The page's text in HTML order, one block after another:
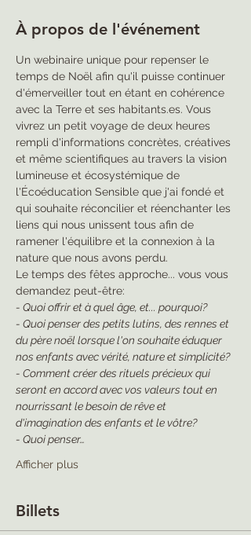
À propos de l'événement
Un webinaire unique pour repenser le
temps de Noël afin qu'il puisse continuer
d'émerveiller tout en étant en cohérence
avec la Terre et ses habitants.es. Vous
vivrez un petit voyage de deux heures
rempli d'informations concrètes, créatives
et même scientifiques au travers la vision
lumineuse et écosystémique de
l'Écoéducation Sensible que j'ai fondé et
qui souhaite réconcilier et réenchanter les
liens qui nous unissent tous afin de
ramener l'équilibre et la connexion à la
nature que nous avons perdu.
Le temps des fêtes approche... vous vous
demandez peut-être:
- Quoi offrir et à quel âge, et... pourquoi?
- Quoi penser des petits lutins, des rennes et
du père noël lorsque l'on souhaite éduquer
nos enfants avec vérité, nature et simplicité?
- Comment créer des rituels précieux qui
seront en accord avec vos valeurs tout en
nourrissant le besoin de rêve et
d'imagination des enfants et le vôtre?
- Quoi penser…
Afficher plus
Billets